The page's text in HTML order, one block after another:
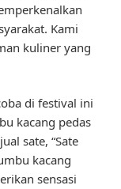
Kami
kuliner yang
di festival ini
kacang pedas
sate, “Sate
kacang
sensasi